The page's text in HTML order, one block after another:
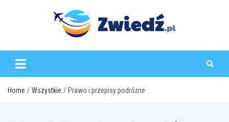
zwiedz.pl
Home Wszystkie Prawo i przepisy podróżne